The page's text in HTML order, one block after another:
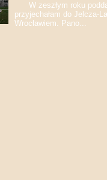
W zeszłym roku
przyjechałam do Jelcza-
Wrocławiem. Pano...